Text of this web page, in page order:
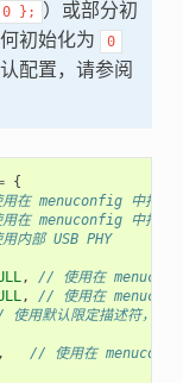
0 };
）或部分初
初始化为
0
配置，请参阅
{
在 menuconfig 中指定的
在 menuconfig 中指定的
内部 USB PHY
,
// 使用在
,
// 使用在
用默认限定描述符，值
// 使用在 menuconfig